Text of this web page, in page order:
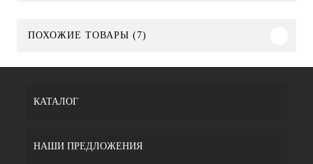
ПОХОЖИЕ ТОВАРЫ (7)
КАТАЛОГ
НАШИ ПРЕДЛОЖЕНИЯ